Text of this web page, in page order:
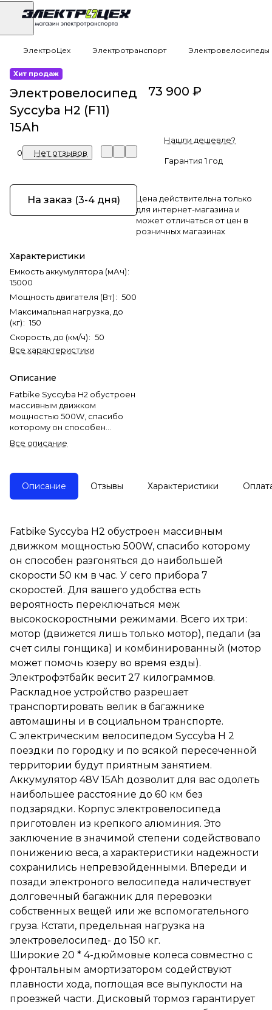
ЭлектроЦех Электротранспорт Электровелосипеды
Хит продаж
Электровелосипед
Syccyba H2 (F11)
15Ah
0 Нет отзывов
На заказ (3-4 дня)
Характеристики
Емкость аккумулятора (мАч):
15000
Мощность двигателя (Вт): 500
Максимальная нагрузка, до
(кг): 150
Скорость, до (км/ч): 50
Все характеристики
Описание
Fatbike Syccyba H2 обустроен
массивным движком
мощностью 500W, спасибо
которому он способен
скорости 50 км в час. У сего
вашего удобства есть
вероятность переключаться
мотор), педали (за счет силы
гонщика) и комбинированный
(мотор может помочь юзеру
во время езды).
Электрофэтбайк весит 27
килограммов. Раскладное
устройство разрешает
транспортировать велик в
социальном транспорте.
С электрическим
велосипедом Syccyba H 2
всякой пересеченной
территории будут приятным
занятием. Аккумулятор 48V
наибольшее расстояние до
60 км без подзарядки. Корпус
электровелосипеда
алюминия. Это заключение в
значимой степени
содействовало понижению
веса, а характеристики
надежности сохранились
непревзойденными. Впереди
и позади электроного
долговечный багажник для
перевозки собственных
вещей или же
Кстати, предельная нагрузка
на электровелосипед- до 150
кг.
Широкие 20 * 4-дюймовые
колеса совместно с
фронтальным амортизатором
содействуют плавности хода,
поглощая все выпуклости на
проезжей части. Дисковый
тормоз гарантирует резвое
торможение в том числе и на
Все описание
73 900 ₽
Нашли дешевле?
Гарантия 1 год
Цена действительна только
для интернет-магазина и
может отличаться от цен в
розничных магазинах
Описание Отзывы Характеристики
Fatbike Syccyba H2 обустроен массивным
движком мощностью 500W, спасибо которому
он способен разгоняться до наибольшей
скорости 50 км в час. У сего прибора 7
скоростей. Для вашего удобства есть
вероятность переключаться меж
высокоскоростными режимами. Всего их три:
мотор (движется лишь только мотор), педали (за
счет силы гонщика) и комбинированный (мотор
может помочь юзеру во время езды).
Электрофэтбайк весит 27 килограммов.
Раскладное устройство разрешает
транспортировать велик в багажнике
автомашины и в социальном транспорте.
С электрическим велосипедом Syccyba H 2
поездки по городку и по всякой пересеченной
территории будут приятным занятием.
Аккумулятор 48V 15Ah дозволит для вас одолеть
наибольшее расстояние до 60 км без
подзарядки. Корпус электровелосипеда
приготовлен из крепкого алюминия. Это
заключение в значимой степени содействовало
понижению веса, а характеристики надежности
сохранились непревзойденными. Впереди и
позади электроного велосипеда наличествует
долговечный багажник для перевозки
собственных вещей или же вспомогательного
груза. Кстати, предельная нагрузка на
электровелосипед- до 150 кг.
Широкие 20 * 4-дюймовые колеса совместно с
фронтальным амортизатором содействуют
плавности хода, поглощая все выпуклости на
проезжей части. Дисковый тормоз гарантирует